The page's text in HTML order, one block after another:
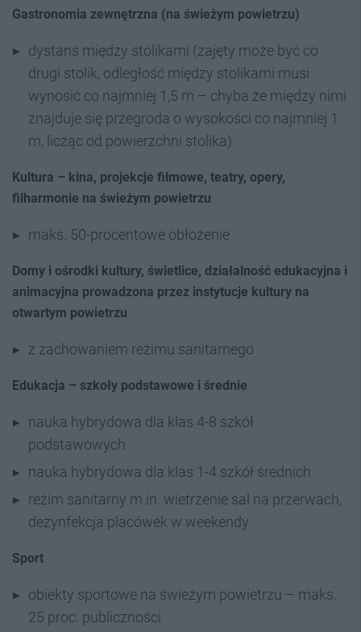
Gastronomia zewnętrzna (na świeżym powietrzu)
dystans między stolikami (zajęty może być co
drugi stolik, odległość między stolikami musi
wynosić co najmniej 1,5 m – chyba że między nimi
znajduje się przegroda o wysokości co najmniej 1
m, licząc od powierzchni stolika)
Kultura – kina, projekcje filmowe, teatry, opery,
filharmonie na świeżym powietrzu
maks. 50-procentowe obłożenie
Domy i ośrodki kultury, świetlice, działalność edukacyjna i
animacyjna prowadzona przez instytucje kultury na
otwartym powietrzu
z zachowaniem reżimu sanitarnego
Edukacja – szkoły podstawowe i średnie
nauka hybrydowa dla klas 4-8 szkół
podstawowych
nauka hybrydowa dla klas 1-4 szkół średnich
reżim sanitarny m.in. wietrzenie sal na przerwach,
dezynfekcja placówek w weekendy
Sport
obiekty sportowe na świeżym powietrzu – maks.
25 proc. publiczności